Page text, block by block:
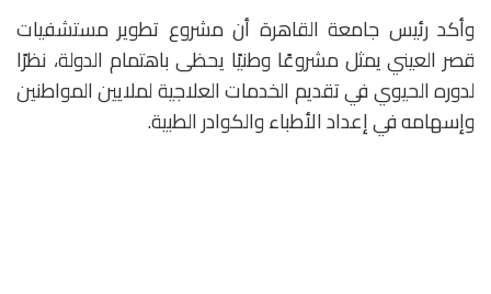
وأكد رئيس جامعة القاهرة أن مشروع تطوير مستشفيات
قصر العيني يمثل مشروعًا وطنيًا يحظى باهتمام الدولة، نظرًا
لدوره الحيوي في تقديم الخدمات العلاجية لملايين المواطنين
وإسهامه في إعداد الأطباء والكوادر الطبية.